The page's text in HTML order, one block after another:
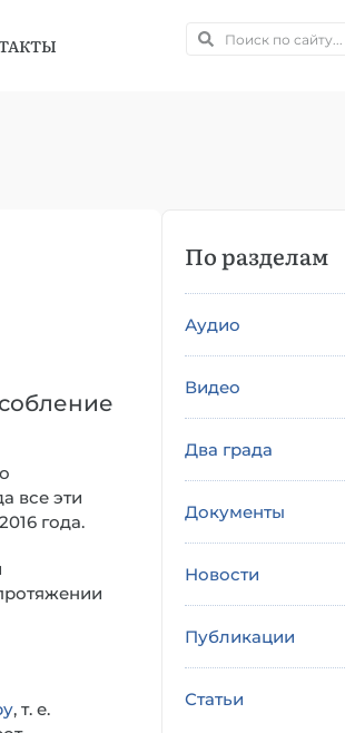
все эти
года.
, т. е.
По разделам
Аудио
Видео
Два града
Документы
Новости
Публикации
Статьи